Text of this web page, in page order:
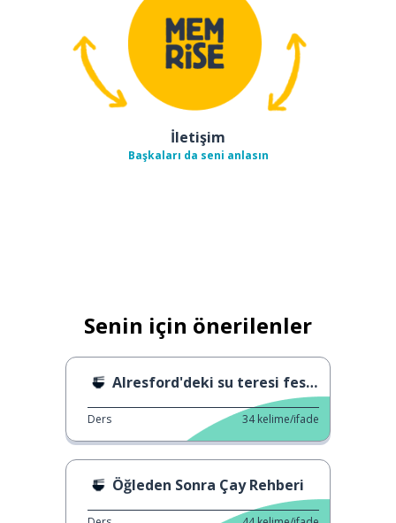
İletişim
Başkaları da seni anlasın
Senin için önerilenler
Alresford'deki su teresi festivali
Ders 34 kelime/ifade
Öğleden Sonra Çay Rehberi